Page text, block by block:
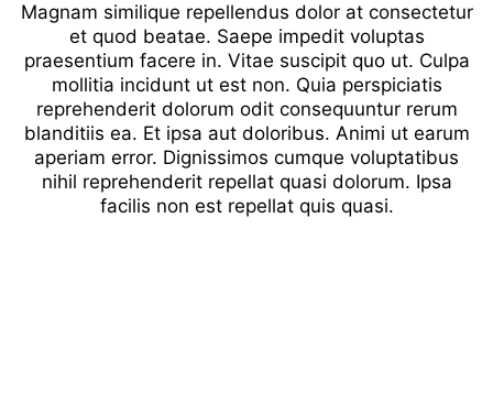
Magnam similique repellendus dolor at consectetur
et quod beatae. Saepe impedit voluptas
praesentium facere in. Vitae suscipit quo ut. Culpa
mollitia incidunt ut est non. Quia perspiciatis
reprehenderit dolorum odit consequuntur rerum
blanditiis ea. Et ipsa aut doloribus. Animi ut earum
aperiam error. Dignissimos cumque voluptatibus
nihil reprehenderit repellat quasi dolorum. Ipsa
facilis non est repellat quis quasi.